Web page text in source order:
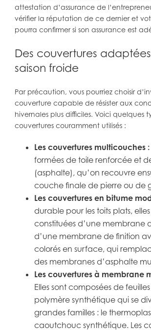
attestation d’assurance de
vérifier la réputation de ce dernier et
pourra confirmer si son assurance est
Des couvertures
saison froide
Par précaution, vous pourriez choisir
couverture capable de résister aux
hivernales plus difficiles. Voici quelques
couvertures couramment utilisés :
Les couvertures multicouches :
formées de toile renforcée et
(asphalte), qu’on recouvre
couche finale de pierre ou de
Les couvertures en bitume
durable pour les toits plats,
constituées d’une membrane
d’une membrane de finition
colorés en surface, qui
des membranes d’asphalte
Les couvertures à membrane
Elles sont composées de
polymère synthétique qui se
grandes familles : le
caoutchouc synthétique. Les